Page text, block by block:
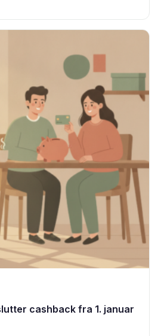
cashback fra 1. januar